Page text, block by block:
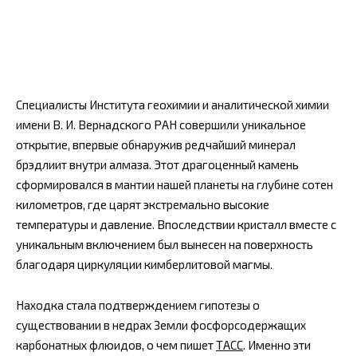
Специалисты Института геохимии и аналитической химии
имени В. И. Вернадского РАН совершили уникальное
открытие, впервые обнаружив редчайший минерал
брэдлиит внутри алмаза. Этот драгоценный камень
сформировался в мантии нашей планеты на глубине сотен
километров, где царят экстремально высокие
температуры и давление. Впоследствии кристалл вместе с
уникальным включением был вынесен на поверхность
благодаря циркуляции кимберлитовой магмы.
Находка стала подтверждением гипотезы о
существовании в недрах Земли фосфорсодержащих
карбонатных флюидов, о чем пишетТАСС . Именно эти